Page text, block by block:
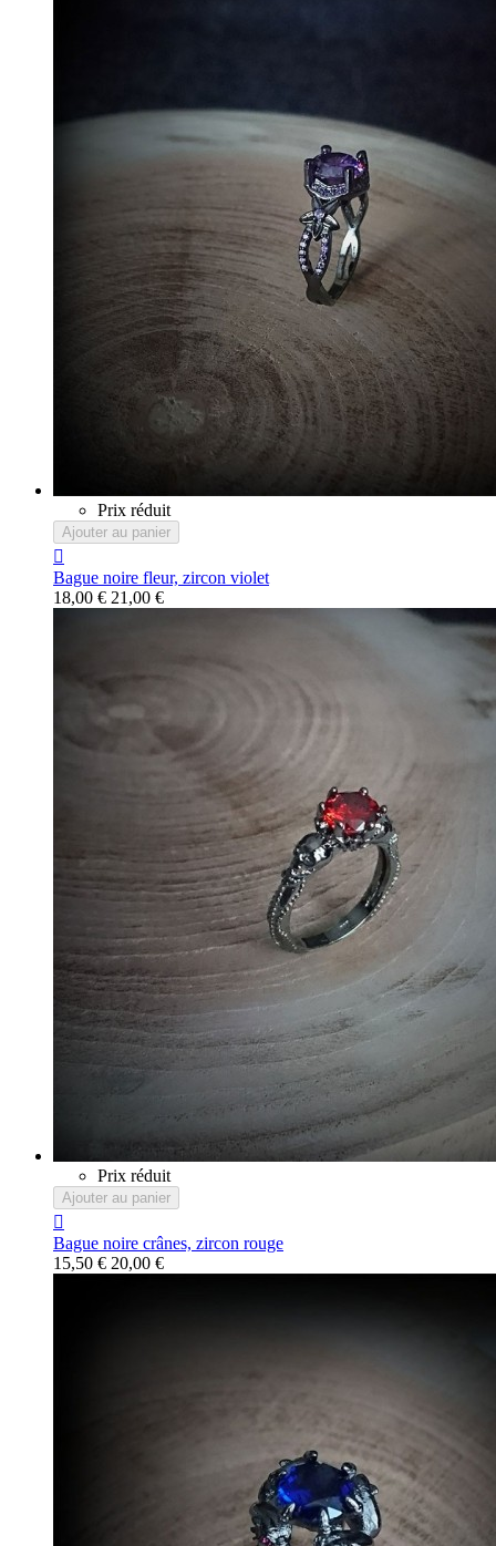
Prix réduit
Ajouter au panier

Bague noire fleur, zircon violet
18,00 € 21,00 €
Prix réduit
Ajouter au panier

Bague noire crânes, zircon rouge
15,50 € 20,00 €